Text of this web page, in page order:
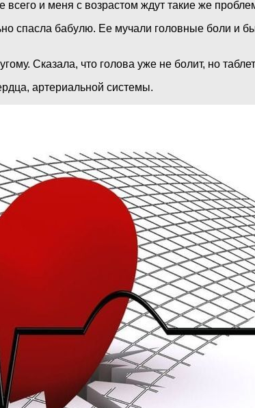
и меня с возрастом ждут такие же
спасла бабулю. Ее мучали головные боли и
Сказала, что голова уже не болит, но
артериальной системы.